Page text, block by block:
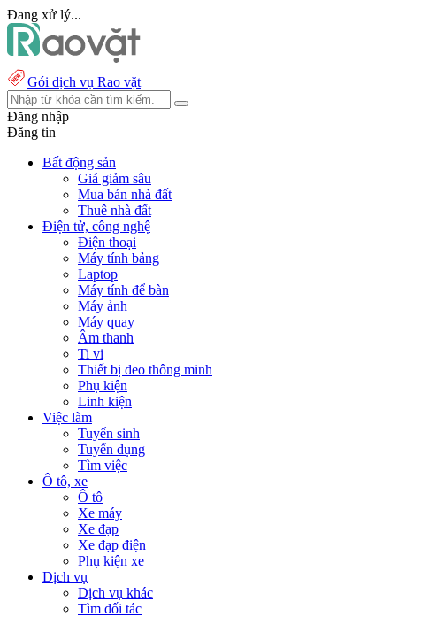
Đang xử lý...
Gói dịch vụ Rao vặt
Đăng nhập
Đăng tin
Bất động sản
Giá giảm sâu
Mua bán nhà đất
Thuê nhà đất
Điện tử, công nghệ
Điện thoại
Máy tính bảng
Laptop
Máy tính để bàn
Máy ảnh
Máy quay
Âm thanh
Ti vi
Thiết bị đeo thông minh
Phụ kiện
Linh kiện
Việc làm
Tuyển sinh
Tuyển dụng
Tìm việc
Ô tô, xe
Ô tô
Xe máy
Xe đạp
Xe đạp điện
Phụ kiện xe
Dịch vụ
Dịch vụ khác
Tìm đối tác